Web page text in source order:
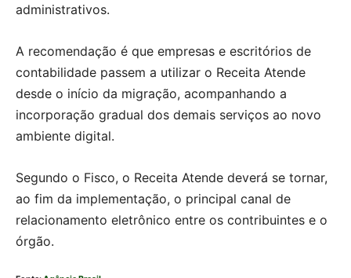
administrativos.
A recomendação é que empresas e escritórios de
contabilidade passem a utilizar o Receita Atende
desde o início da migração, acompanhando a
incorporação gradual dos demais serviços ao novo
ambiente digital.
Segundo o Fisco, o Receita Atende deverá se tornar,
ao fim da implementação, o principal canal de
relacionamento eletrônico entre os contribuintes e o
órgão.